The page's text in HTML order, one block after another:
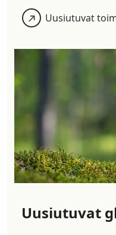
Uusiutuvat
Uusiutuvat